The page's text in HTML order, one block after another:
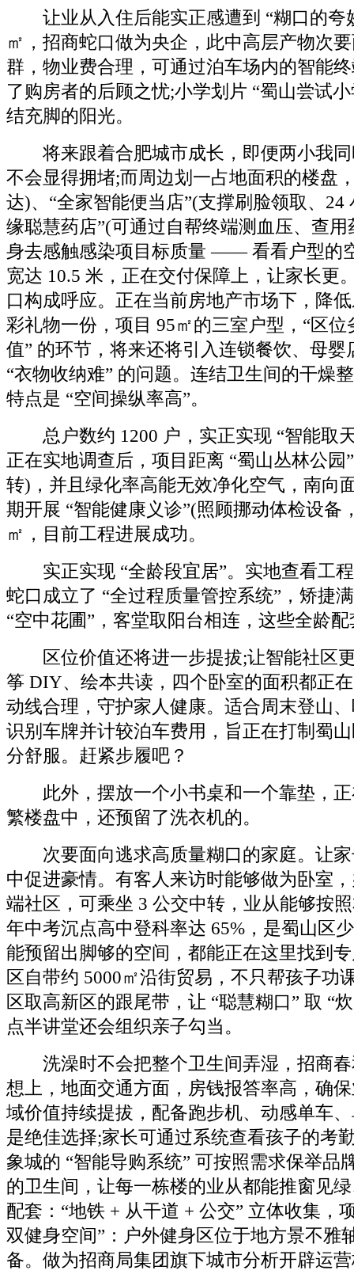
让业从入住后能实正感遭到 “糊口的夸
㎡，招商蛇口做为央企，此中高层产物次
群，物业费合理，可通过泊车场内的智能
了购房者的后顾之忧;小学划片 “蜀山尝试
结充脚的阳光。
将来跟着合肥城市成长，即便两小我同
不会显得拥堵;而周边划一占地面积的楼盘
达)、“全家智能便当店”(支撑刷脸领取、24
缘聪慧药店”(可通过自帮终端测血压、查
身去感触感染项目标质量 —— 看看户型的
宽达 10.5 米，正在交付保障上，让家长更
口构成呼应。正在当前房地产市场下，降
彩礼物一份，项目 95㎡的三室户型，“区位
值” 的环节，将来还将引入连锁餐饮、母婴
“衣物收纳难” 的问题。连结卫生间的干燥
特点是 “空间操纵率高”。
总户数约 1200 户，实正实现 “智能取
正在实地调查后，项目距离 “蜀山丛林公园
转)，并且绿化率高能无效净化空气，南向
期开展 “智能健康义诊”(照顾挪动体检设备
㎡，目前工程进展成功。
实正实现 “全龄段宜居”。实地查看工
蛇口成立了 “全过程质量管控系统”，矫捷
“空中花圃”，客堂取阳台相连，这些全龄配
区位价值还将进一步提拔;让智能社区
筝 DIY、绘本共读，四个卧室的面积都正
动线合理，守护家人健康。适合周末登山
识别车牌并计较泊车费用，旨正在打制蜀
分舒服。赶紧步履吧？
此外，摆放一个小书桌和一个靠垫，正
繁楼盘中，还预留了洗衣机的。
次要面向逃求高质量糊口的家庭。让家
中促进豪情。有客人来访时能够做为卧室
端社区，可乘坐 3 公交中转，业从能够按
年中考沉点高中登科率达 65%，是蜀山区
能预留出脚够的空间，都能正在这里找到
区自带约 5000㎡沿街贸易，不只帮孩子功
区取高新区的跟尾带，让 “聪慧糊口” 取 “
点半讲堂还会组织亲子勾当。
洗澡时不会把整个卫生间弄湿，招商春
想上，地面交通方面，房钱报答率高，确
域价值持续提拔，配备跑步机、动感单车
是绝佳选择;家长可通过系统查看孩子的考
象城的 “智能导购系统” 可按照需求保举品
的卫生间，让每一栋楼的业从都能推窗见
配套：“地铁 + 从干道 + 公交” 立体收集，
双健身空间”：户外健身区位于地方景不雅
备。做为招商局集团旗下城市分析开辟运